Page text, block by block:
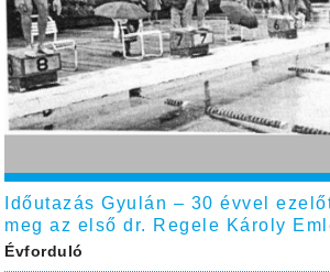
Időutazás Gyulán – 30 évvel
meg az első dr. Regele Károly
Évforduló